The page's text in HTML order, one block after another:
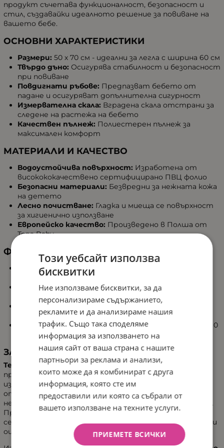
продукт съчетава функционалност, безопасност и
стил, създавайки идеалното решение за повиване на
вашето бебе.
ОСНОВНИ ХАРАКТЕРИСТИКИ
Размери: 50 х 70 см - идеални за легла с ширина 60 см
Твърдо дъно: Осигурява стабилност и безопасност
при повиване
Повдигнати ръбове: Предпазват бебето от
падане и осигуряват допълнителна сигурност
Измервателна скала: Вградена скала отстрани за
следене на растежа на бебето
Качествен пълнеж: Полиестерен пълнеж за
максимален комфорт
МАТЕРИАЛИ И КАЧЕСТВО
Водоустойчива повърхност: Изработена от
високококачествено сертифицирано ПВЦ фолио
Безопасни материали: Безвредни за нежната кожа
на детето
Лесно почистване: Гладка и миеща се повърхност
за хигиенично използване
Европейско качество: Произведено в Полша от
Tega Baby
ФУНКЦИОНАЛНОСТ И УДОБСТВО
Универсална употреба:
към скрин или кошара
Проектирана за безопасност:Осигурява лесна и
безопасна смяна на пелените
Подсилени страни:
Допълнителна защита и
стабилност
Възраст на използване:Подходяща за бебета от 0
до 12 месеца
ЗА МАРКАТА TEGA BABY
Tega Babyе основана през 1990 година и е признат
производител на висококачествени пластмасови
изделия и текстил за деца и бебета. Компанията се
отличава с иновативен подход, модерен дизайн и
непрекъснато стремеж към качество и безопасност.
Продуктите на Tega Baby са одобрени с престижни
сертификати TÜV Rheinland и получават положителни
оценки от Института по майчинство и детство.
Този уебсайт използва
бисквитки
Ние използваме бисквитки, за да
персонализираме съдържанието,
рекламите и да анализираме нашия
трафик. Също така споделяме
информация за използването на
нашия сайт от ваша страна с нашите
партньори за реклама и анализи,
които може да я комбинират с друга
информация, която сте им
предоставили или която са събрали от
вашето използване на техните услуги.
ПРИЕМЕТЕ ВСИЧКИ